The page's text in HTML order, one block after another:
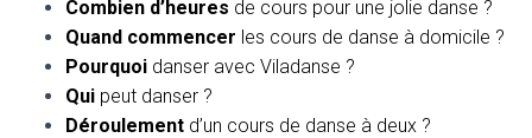
Combien d’heures de cours pour une jolie danse ?
Quand commencer les cours de danse à domicile ?
Pourquoi danser avec Viladanse ?
Qui peut danser ?
Déroulement d’un cours de danse à deux ?